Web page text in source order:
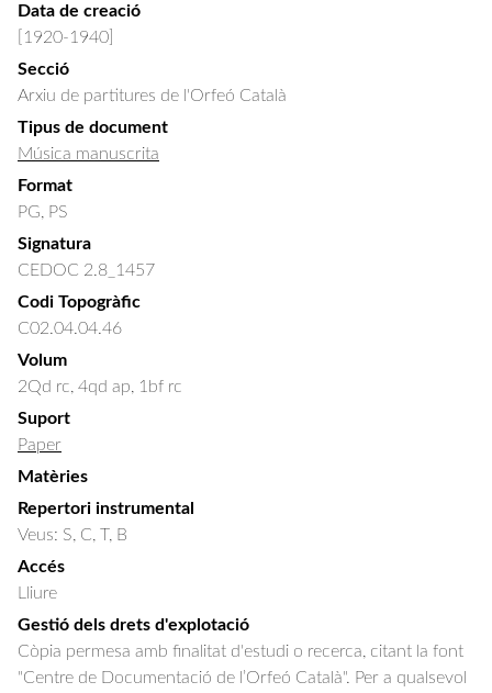
Data de creació
[1920-1940]
Secció
Arxiu de partitures de l'Orfeó Català
Tipus de document
Música manuscrita
Format
PG, PS
Signatura
CEDOC 2.8_1457
Codi Topogràfic
C02.04.04.46
Volum
2Qd rc, 4qd ap, 1bf rc
Suport
Paper
Matèries
Repertori instrumental
Veus: S, C, T, B
Accés
Lliure
Gestió dels drets d'explotació
Còpia permesa amb finalitat d'estudi o recerca, citant la font
"Centre de Documentació de l’Orfeó Català". Per a qualsevol